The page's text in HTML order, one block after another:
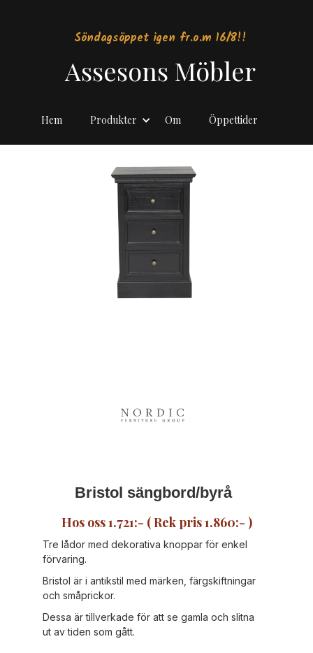
Söndagsöppet igen fr.o.m 16/8!!
Assesons Möbler
Hem Produkter Om Öppettider
Bristol sängbord/byrå
Hos oss 1.721:- ( Rek pris 1.860:- )
Tre lådor med dekorativa knoppar för enkel
förvaring.
Bristol är i antikstil med märken, färgskiftningar
och småprickor.
Dessa är tillverkade för att se gamla och slitna
ut av tiden som gått.